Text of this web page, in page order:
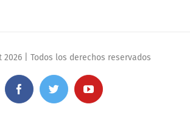
2026 | Todos los derechos reservados
FacebookTwitter YouTube